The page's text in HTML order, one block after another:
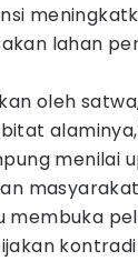
lahan
oleh